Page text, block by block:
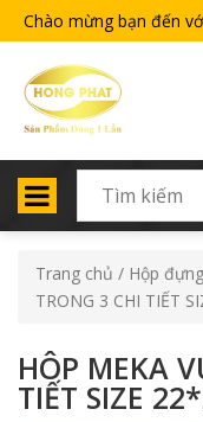
Chào mừng bạn đến
Trang chủ / Hộp
TRONG 3 CHI TIẾT
HÔP MEKA
TIẾT SIZE